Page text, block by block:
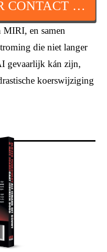
NEEM DAN HIER CONTACT OP
MIRI, en samen
die niet langer
gevaarlijk kán zijn,
koerswijziging